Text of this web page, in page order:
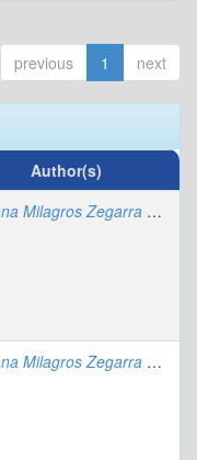
previous 1 next
Author(s)
Giuliana Milagros Zegarra Quesada
Giuliana Milagros Zegarra Quesada